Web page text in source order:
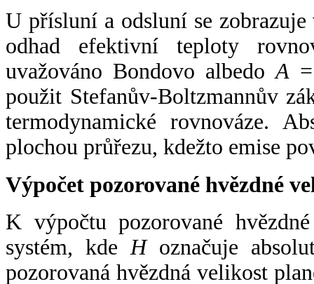
U přísluní a odsluní se
odhad efektivní teploty
uvažováno Bondovo albedoA
použit Stefanův-Boltzmannův
termodynamické rovnováze.
plochou průřezu, kdežto emise
Výpočet pozorované hvězdné
K výpočtu pozorované
systém, kde Hoznačuje
pozorovaná hvězdná velikost